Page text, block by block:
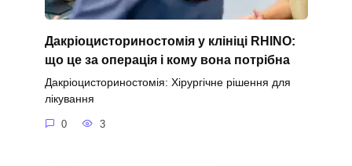
Дакріоцисториностомія у клініці RHINO:
що це за операція і кому вона потрібна
Дакріоцисториностомія: Хірургічне рішення для
лікування
0 3